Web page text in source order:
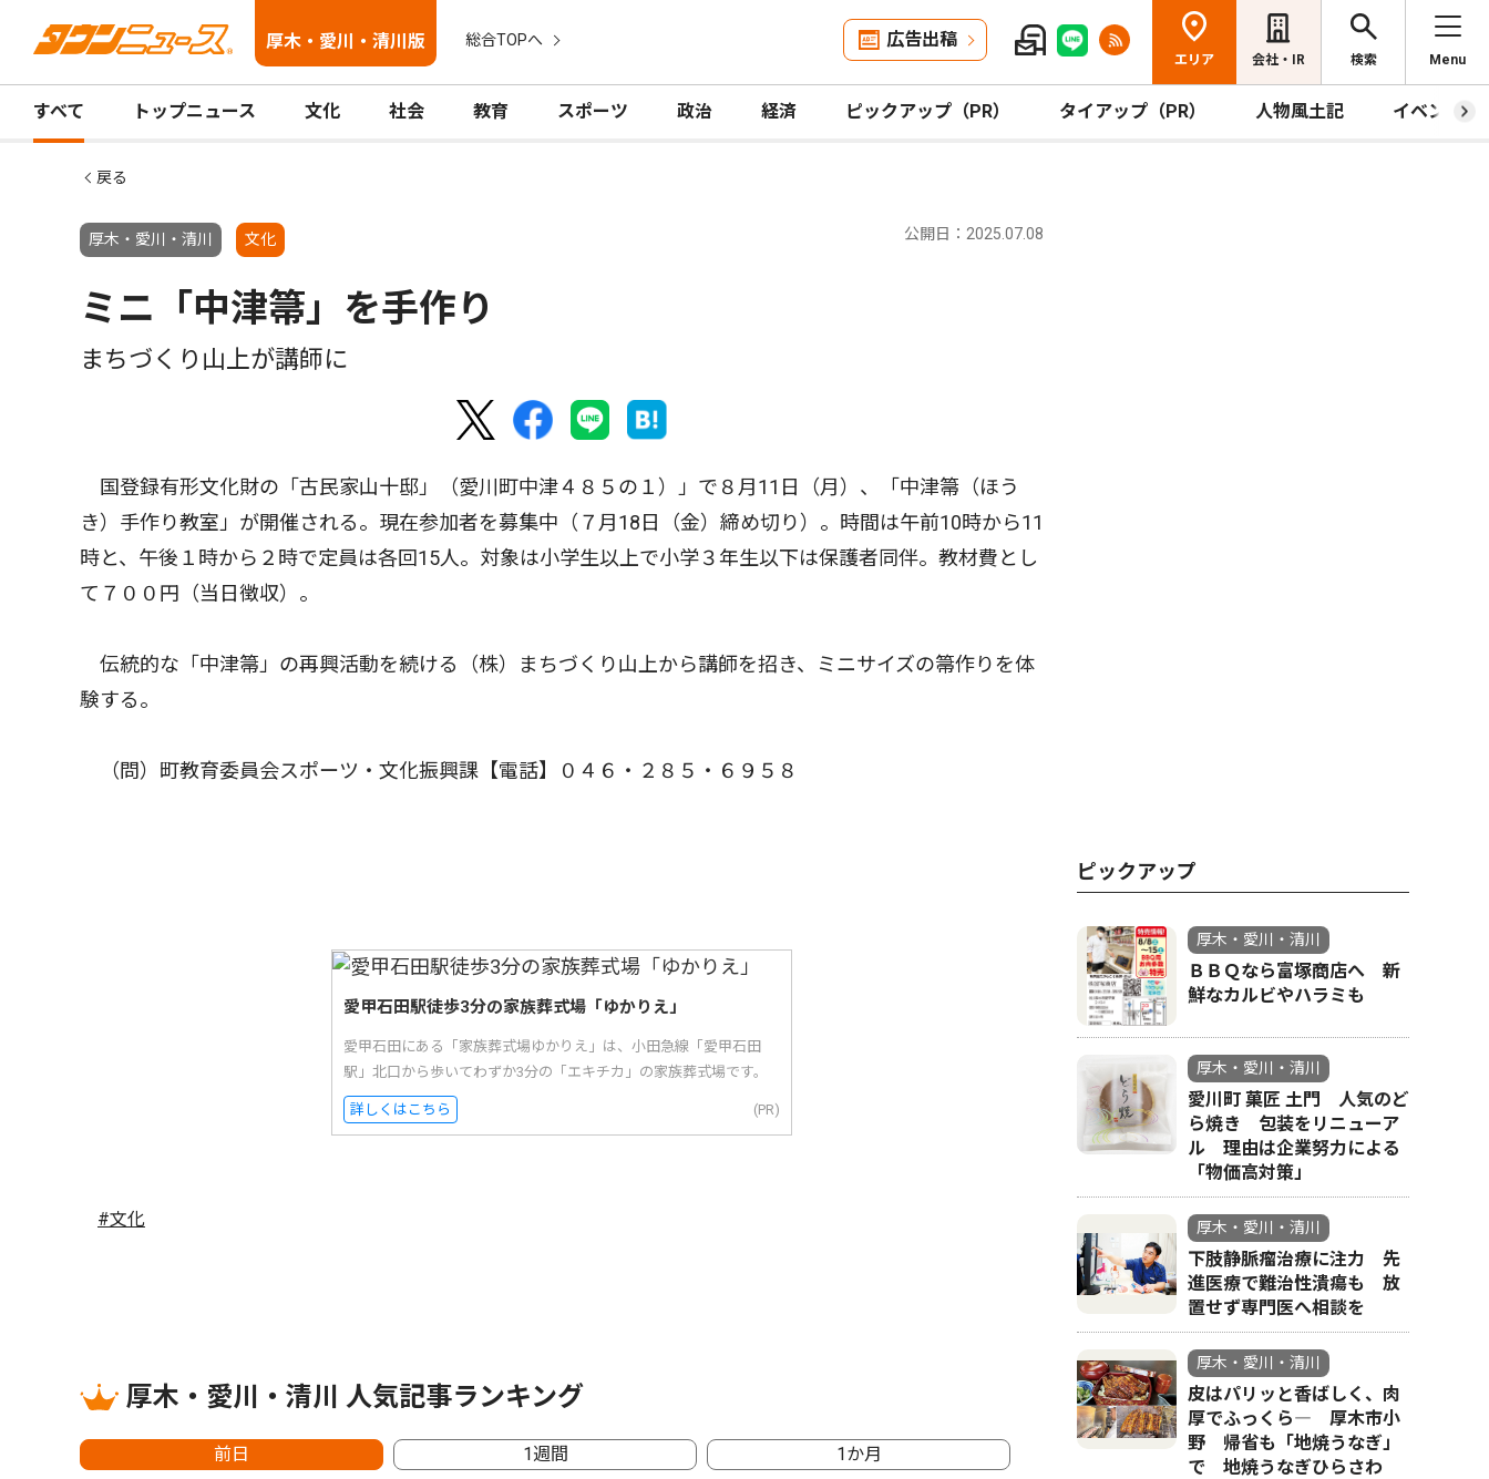
厚木・愛川・清川版 総合TOPへ 広告出稿
エリア 会社・IR 検索 Menu
すべて トップニュース 文化 社会 教育 スポーツ 政治 経済 ピックアップ（PR） タイアップ（PR） 人物風土記 イベント
戻る
厚木・愛川・清川 文化 公開日：2025.07.08
ミニ「中津箒」を手作り
まちづくり山上が講師に
国登録有形文化財の「古民家山十邸」（愛川町中津４８５の１）」で８月11日（月）、「中津箒（ほう
き）手作り教室」が開催される。現在参加者を募集中（７月18日（金）締め切り）。時間は午前10時から11
時と、午後１時から２時で定員は各回15人。対象は小学生以上で小学３年生以下は保護者同伴。教材費とし
て７００円（当日徴収）。
伝統的な「中津箒」の再興活動を続ける（株）まちづくり山上から講師を招き、ミニサイズの箒作りを体
験する。
（問）町教育委員会スポーツ・文化振興課【電話】０４６・２８５・６９５８
愛甲石田駅徒歩3分の家族葬式場「ゆかりえ」
愛甲石田にある「家族葬式場ゆかりえ」は、小田急線「愛甲石田
駅」北口から歩いてわずか3分の「エキチカ」の家族葬式場です。
詳しくはこちら (PR)
#文化
厚木・愛川・清川 人気記事ランキング
前日 1週間 1か月
ピックアップ
厚木・愛川・清川
ＢＢＱなら富塚商店へ 新
鮮なカルビやハラミも
厚木・愛川・清川
愛川町 菓匠 土門 人気のど
ら焼き 包装をリニューア
ル 理由は企業努力による
「物価高対策」
厚木・愛川・清川
下肢静脈瘤治療に注力 先
進医療で難治性潰瘍も 放
置せず専門医へ相談を
厚木・愛川・清川
皮はパリッと香ばしく、肉
厚でふっくら― 厚木市小
野 帰省も「地焼うなぎ」
で 地焼うなぎひらさわ